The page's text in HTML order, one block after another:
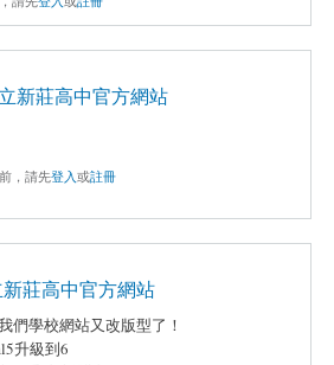
新莊高中官方網站
，請先登入或註冊
莊高中官方網站
們學校網站又改版型了！
升級到6